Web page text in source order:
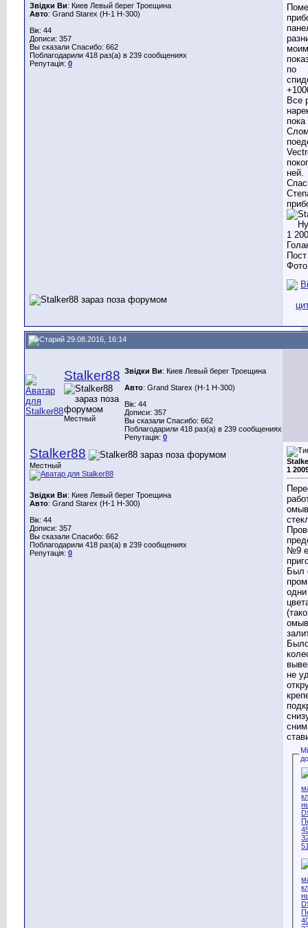
Звідки Ви: Киев Левый берег Троещина
Авто: Grand Starex (H-1 H-300)
Вік: 44
Дописи: 357
Вы сказали Спасибо: 662
Поблагодарили 418 раз(а) в 239 сообщениях
Репутація: 0
по
Все
пока
ней.
29.08.2016, 16:14
Stalker88
Местный
Звідки Ви: Киев Левый берег Троещина
Авто: Grand Starex (H-1 H-300)
Вік: 44
Дописи: 357
Вы сказали Спасибо: 662
Поблагодарили 418 раз(а) в 239 сообщениях
Репутація: 0
Stalker88
Местный
Звідки Ви: Киев Левый берег Троещина
Авто: Grand Starex (H-1 H-300)
Вік: 44
Дописи: 357
Вы сказали Спасибо: 662
Поблагодарили 418 раз(а) в 239 сообщениях
Репутація: 0
1
№9
Был
не